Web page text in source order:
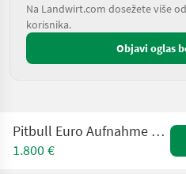
Na Landwirt.com dosežete više
korisnika.
Objavi oglas
Pitbull Euro Aufnahme mit hydraulischer Verriegelung
1.800 €